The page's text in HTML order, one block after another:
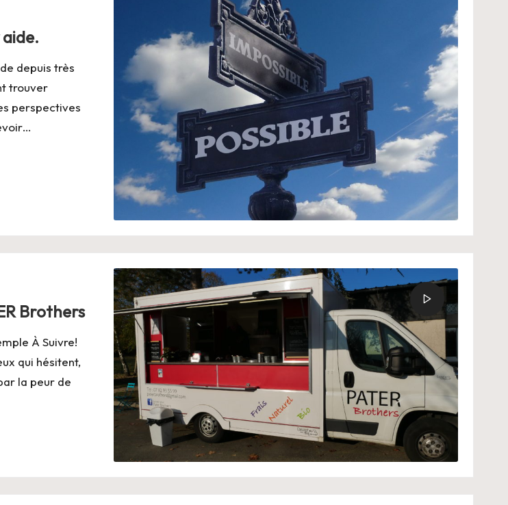
depuis très
trouver
perspectives
Brothers
À Suivre!
qui hésitent,
la peur de